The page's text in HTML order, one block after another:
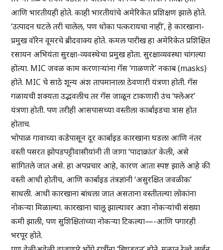
आणि भारतीयही होते. काही भारतीयांचे अमेरिकेत प्रशिक्षण झाले होते.
‘उत्पादन घटले तरी चालेल, पण धोका पत्करायचा नाही’, हे कारखाना-
प्रमुख वॉरेन वूमरचे ब्रीदवाक्य होते. कमल पारीख हा अमेरिकेत प्रशिक्षित
रसायन अभियंता सुरक्षा-व्यवस्थेचा प्रमुख होता. सुरक्षाव्यवस्था चांगल्या
होत्या. MIC जवळ काम करणाऱ्यांना गॅस ‘गाळणारे’ नकाब (masks)
होते. MIC चे साठे शून्य अंश तापमानाला ठेवणारी यंत्रणा होती. गॅस
गळायची शक्यता उद्भवलीच तर गॅस जाळून टाकणारी उंच ‘फ्लेअर’
यंत्रणा होती. पण तरीही आसपासच्या वस्तीला कार्बाइडचा त्रास होत
होताच.
भोपाळ गावाच्या कडेपासून दूर कार्बाइड कारखाना घडला आणि नंतर
वस्ती पसरत झोपडपट्टीवासीयांनी ती जागा ‘पादाक्रांत’ केली, असे
सांगितले जात असे. हा अपप्रचार आहे, कारण आता स्पष्ट झाले आहे की
वस्ती आधी होतीच, आणि कार्बाइड तंत्रज्ञांनी ‘असुरक्षित जवळीक’
साधली. आधी कारखाना बांधला जात असताना वस्तीतल्या लोकांना
नोकऱ्या मिळाल्या. कारखाना चालू झाल्यावर अशा नोकऱ्यांची संख्या
कमी झाली, पण सुशिक्षितांच्या नोकऱ्या टिकल्या—-आणि पगारही
भरपूर होते.